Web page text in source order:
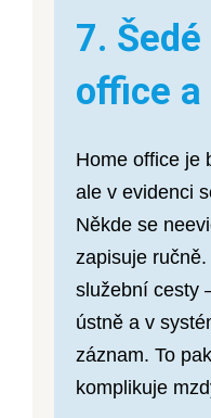
7.
office a
Home office je
ale v evidenci
Někde se
zapisuje
služební cesty
ústně a v
záznam. To
komplikuje